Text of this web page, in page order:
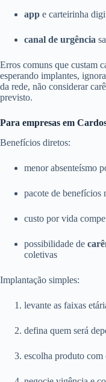
app e carteirinha
canal de urgência
Erros comuns que custam
esperando implantes,
da rede, não considerar
previsto.
Para empresas em
Benefícios diretos:
menor absenteísmo
pacote de benefícios
custo por vida
possibilidade de
coletivas
Implantação simples:
levante as faixas
defina quem será
escolha produto